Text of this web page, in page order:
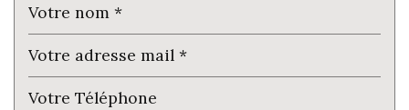
Taxe foncière
Habitants de plus de 55 ans